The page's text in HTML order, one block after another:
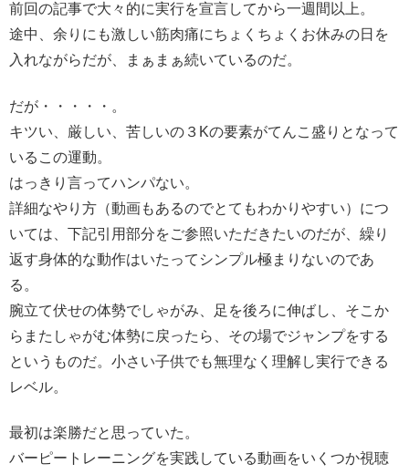
前回の記事で大々的に実行を宣言してから一週間以上。
途中、余りにも激しい筋肉痛にちょくちょくお休みの日を
入れながらだが、まぁまぁ続いているのだ。
だが・・・・・。
キツい、厳しい、苦しいの３Kの要素がてんこ盛りとなって
いるこの運動。
はっきり言ってハンパない。
詳細なやり方（動画もあるのでとてもわかりやすい）につ
いては、下記引用部分をご参照いただきたいのだが、繰り
返す身体的な動作はいたってシンプル極まりないのであ
る。
腕立て伏せの体勢でしゃがみ、足を後ろに伸ばし、そこか
らまたしゃがむ体勢に戻ったら、その場でジャンプをする
というものだ。小さい子供でも無理なく理解し実行できる
レベル。
最初は楽勝だと思っていた。
バーピートレーニングを実践している動画をいくつか視聴